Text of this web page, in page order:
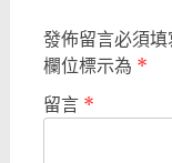
發佈留言必須
欄位標示為 *
留言 *